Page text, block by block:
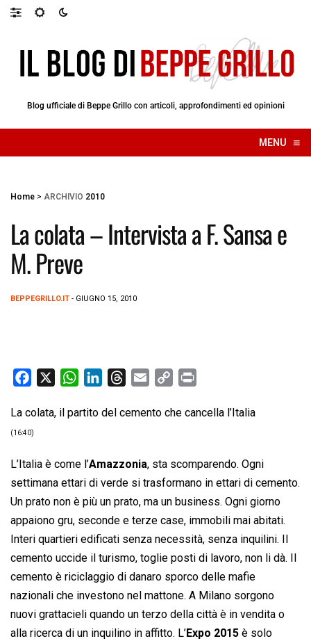
Blog ufficiale di Beppe Grillo con articoli, approfondimenti ed opinioni
MENU ≡
☰
Home > ARCHIVIO 2010
La colata – Intervista a F. Sansa e
M. Preve
BEPPEGRILLO.IT - GIUGNO 15, 2010
c
e
o
o
k
W
a
A
p
p
n
d
I
n
r
d
s
a
p
i
n
k
i
La colata, il partito del cemento che cancella l’Italia
(16:40)
L’Italia è come l’Amazzonia, sta scomparendo. Ogni
settimana ettari di verde si trasformano in ettari di cemento.
Un prato non è più un prato, ma un business. Ogni giorno
appaiono gru, seconde e terze case, immobili mai abitati.
Interi quartieri edificati senza necessità, senza inquilini. Il
cemento uccide il turismo, toglie posti di lavoro, non li dà. Il
cemento è riciclaggio di danaro sporco delle mafie
nazionali che investono nel mattone. A Milano sorgono
nuovi grattacieli quando un terzo della città è in vendita o
alla ricerca di un inquilino in affitto. L’Expo 2015 è solo